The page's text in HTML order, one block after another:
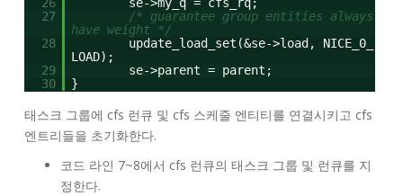
27
/* guarantee group entities always
have weight */
28
update_load_set(&se->load, NICE_0_
LOAD);
29
se->parent = parent;
30
}
태스크 그룹에 cfs 런큐 및 cfs 스케줄 엔티티를 연결시키고 cfs
엔트리들을 초기화한다.
코드 라인 7~8에서 cfs 런큐의 태스크 그룹 및 런큐를 지
정한다.